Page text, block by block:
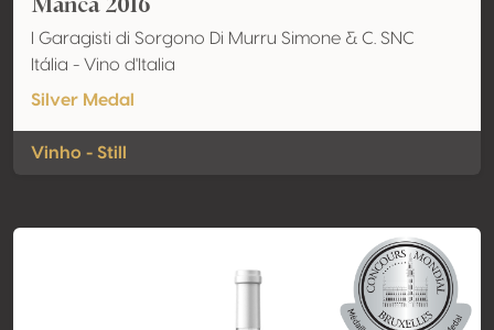
I Garagisti di Sorgono Di Murru Simone & C. SNC
Itália - Vino d'Italia
Silver Medal
Vinho - Still